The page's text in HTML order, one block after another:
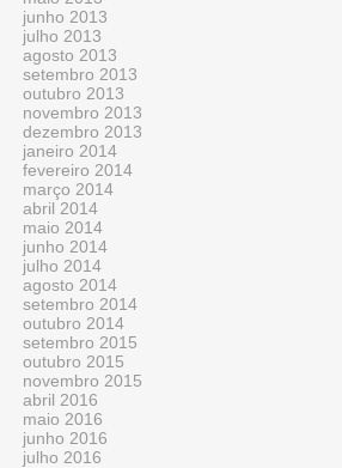
junho 2013
julho 2013
agosto 2013
setembro 2013
outubro 2013
novembro 2013
dezembro 2013
janeiro 2014
fevereiro 2014
março 2014
abril 2014
maio 2014
junho 2014
julho 2014
agosto 2014
setembro 2014
outubro 2014
setembro 2015
outubro 2015
novembro 2015
abril 2016
maio 2016
junho 2016
julho 2016